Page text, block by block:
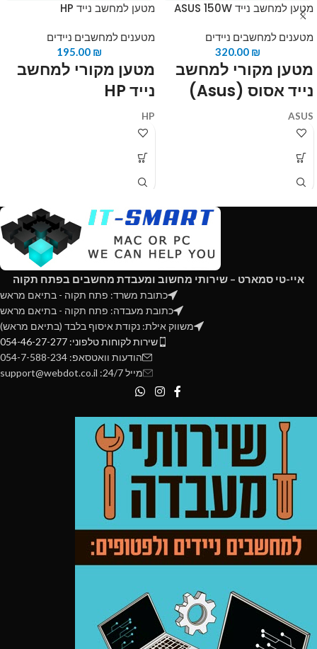
מטען למחשב נייד ASUS 150W
מטענים למחשבים ניידים
320.00 ₪
מטען מקורי למחשב
נייד אסוס (Asus)
ASUS
150W
מטען למחשב נייד HP
מטענים למחשבים ניידים
195.00 ₪
מטען מקורי למחשב
נייד HP
HP
65W90W30W
איי-טי סמארט – שירותי מחשוב ומעבדת מחשבים בפתח תקוה
כתובת משרד: פתח תקוה - בתיאם מראש
כתובת מעבדה: פתח תקוה - בתיאם מראש
משווק אילת: נקודת איסוף בלבד (בתיאם מראש)
שירות לקוחות טלפוני: 054-46-27-277
הודעות וואטסאפ: 054-7-588-234
מייל 24/7: support@webdot.co.il